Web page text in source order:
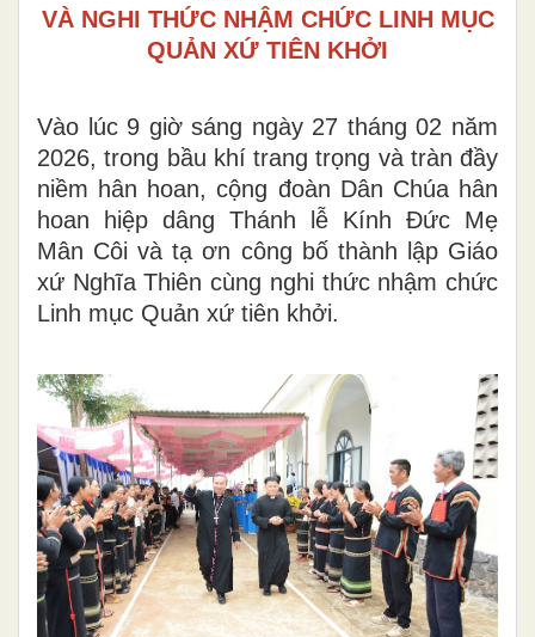
VÀ NGHI THỨC NHẬM CHỨC LINH MỤC
QUẢN XỨ TIÊN KHỞI
Vào lúc 9 giờ sáng ngày 27 tháng 02 năm
2026, trong bầu khí trang trọng và tràn đầy
niềm hân hoan, cộng đoàn Dân Chúa hân
hoan hiệp dâng Thánh lễ Kính Đức Mẹ
Mân Côi và tạ ơn công bố thành lập Giáo
xứ Nghĩa Thiên cùng nghi thức nhậm chức
Linh mục Quản xứ tiên khởi.